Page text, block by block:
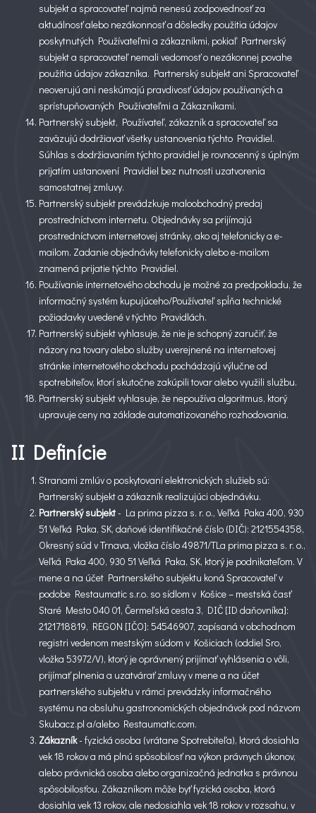
subjekt a spracovateľ najmä nenesú zodpovednosť za
aktuálnosť alebo nezákonnosť a dôsledky použitia údajov
poskytnutých Používateľmi a zákazníkmi, pokiaľ Partnerský
subjekt a spracovateľ nemali vedomosť o nezákonnej povahe
použitia údajov zákazníka. Partnerský subjekt ani Spracovateľ
neoverujú ani neskúmajú pravdivosť údajov používaných a
sprístupňovaných Používateľmi a Zákazníkami.
Partnerský subjekt, Používateľ, zákazník a spracovateľ sa
zaväzujú dodržiavať všetky ustanovenia týchto Pravidiel.
Súhlas s dodržiavaním týchto pravidiel je rovnocenný s úplným
prijatím ustanovení Pravidiel bez nutnosti uzatvorenia
samostatnej zmluvy.
Partnerský subjekt prevádzkuje maloobchodný predaj
prostredníctvom internetu. Objednávky sa prijímajú
prostredníctvom internetovej stránky, ako aj telefonicky a e-
mailom. Zadanie objednávky telefonicky alebo e-mailom
znamená prijatie týchto Pravidiel.
Používanie internetového obchodu je možné za predpokladu, že
informačný systém kupujúceho/Používateľ spĺňa technické
požiadavky uvedené v týchto Pravidlách.
Partnerský subjekt vyhlasuje, že nie je schopný zaručiť, že
názory na tovary alebo služby uverejnené na internetovej
stránke internetového obchodu pochádzajú výlučne od
spotrebiteľov, ktorí skutočne zakúpili tovar alebo využili službu.
Partnerský subjekt vyhlasuje, že nepoužíva algoritmus, ktorý
upravuje ceny na základe automatizovaného rozhodovania.
II Definície
Stranami zmlúv o poskytovaní elektronických služieb sú:
Partnerský subjekt a zákazník realizujúci objednávku.
Partnerský subjekt- La prima pizza s. r. o., Veľká Paka 400, 930
51 Veľká Paka, SK, daňové identifikačné číslo (DIČ): 2121554358,
Okresný súd v Trnava, vložka číslo 49871/TLa prima pizza s. r. o.,
Veľká Paka 400, 930 51 Veľká Paka, SK, ktorý je podnikateľom. V
mene a na účet Partnerského subjektu koná Spracovateľ v
podobe Restaumatic s.r.o. so sídlom v Košice – mestská časť
Staré Mesto 040 01, Čermeľská cesta 3, DIČ [ID daňovníka]:
2121718819, REGON [IČO]: 54546907, zapísaná v obchodnom
registri vedenom mestským súdom v Košiciach (oddiel Sro,
vložka 53972/V), ktorý je oprávnený prijímať vyhlásenia o vôli,
prijímať plnenia a uzatvárať zmluvy v mene a na účet
partnerského subjektu v rámci prevádzky informačného
systému na obsluhu gastronomických objednávok pod názvom
Skubacz.pl a/alebo Restaumatic.com.
Zákazník- fyzická osoba (vrátane Spotrebiteľa), ktorá dosiahla
vek 18 rokov a má plnú spôsobilosť na výkon právnych úkonov,
alebo právnická osoba alebo organizačná jednotka s právnou
spôsobilosťou. Zákazníkom môže byť fyzická osoba, ktorá
dosiahla vek 13 rokov, ale nedosiahla vek 18 rokov v rozsahu, v